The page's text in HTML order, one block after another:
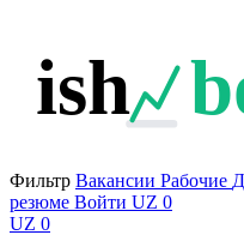
ish
Фильтр Вакансии Рабочие
резюме Войти UZ 0
UZ 0